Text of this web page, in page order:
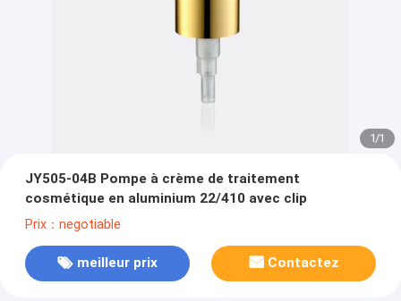
1/1
JY505-04B Pompe à crème de traitement
cosmétique en aluminium 22/410 avec clip
Prix：negotiable
meilleur prix Contactez